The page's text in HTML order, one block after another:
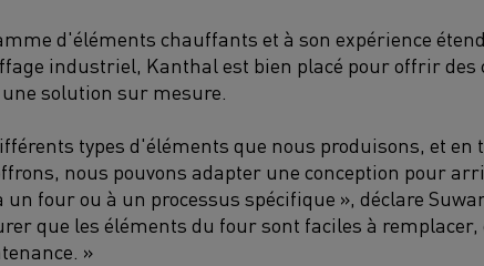
d'éléments chauffants et à son expérience
industriel, Kanthal est bien placé pour offrir des
solution sur mesure.
types d'éléments que nous produisons, et
nous pouvons adapter une conception pour
un four ou à un processus spécifique », déclare
que les éléments du four sont faciles à remplacer,
»